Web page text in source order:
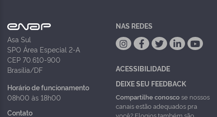
Asa Sul
SPO Área Especial 2-A
CEP 70.610-900
Brasília/DF
Horário de funcionamento
08h00 às 18h00
Contato
NAS REDES
ACESSIBILIDADE
DEIXE SEU FEEDBACK
Compartilhe conoscose nossos
canais estão adequados pra
você? Elogios também são